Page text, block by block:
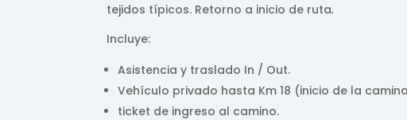
tejidos típicos. Retorno a inicio de ruta.
Incluye:
Asistencia y traslado In / Out.
Vehículo privado hasta Km 18 (inicio de la
ticket de ingreso al camino.